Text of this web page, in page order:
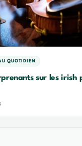
QUOTIDIEN
sur les irish